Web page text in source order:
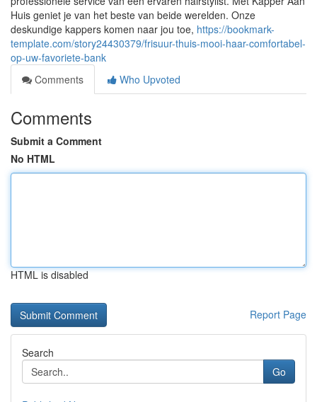
Huis geniet je van het beste van beide werelden. Onze
deskundige kappers komen naar jou toe, https://bookmark-
template.com/story24430379/frisuur-thuis-mooi-haar-comfortabel-
op-uw-favoriete-bank
Comments
Who Upvoted
Comments
Submit a Comment
No HTML
HTML is disabled
Report Page
Search
Go